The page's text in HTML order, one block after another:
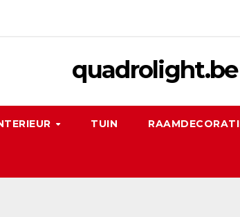
quadrolight.be
TUIN